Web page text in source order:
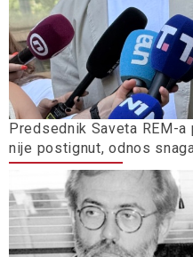
Predsednik Saveta REM-
nije postignut, odnos